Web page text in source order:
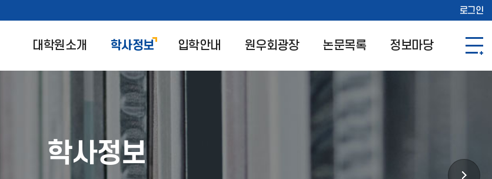
로그인
대학원소개 학사정보 입학안내 원우회광장 논문목록 정보마당
학사정보